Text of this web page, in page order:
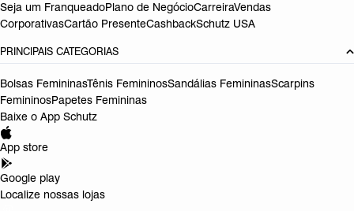
Seja um FranqueadoPlano de NegócioCarreiraVendas
CorporativasCartão PresenteCashbackSchutz USA
PRINCIPAIS CATEGORIAS
Bolsas FemininasTênis FemininosSandálias FemininasScarpins
FemininosPapetes Femininas
Baixe o App Schutz
App store
Google play
Localize nossas lojas